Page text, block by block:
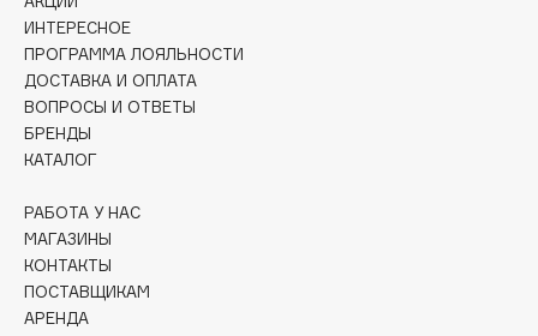
Collagenina
Consly
Corimo
CosRX
Cunzite
Curaprox
ИНТЕРЕСНОЕ
ПРОГРАММА ЛОЯЛЬНОСТИ
ДОСТАВКА И ОПЛАТА
ВОПРОСЫ И ОТВЕТЫ
БРЕНДЫ
КАТАЛОГ
РАБОТА У НАС
МАГАЗИНЫ
КОНТАКТЫ
ПОСТАВЩИКАМ
АРЕНДА